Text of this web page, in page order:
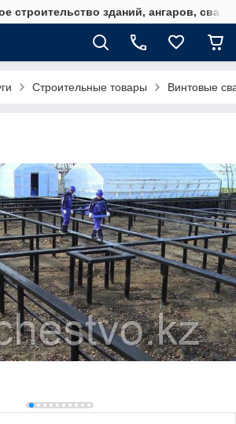
строительство зданий, ангаров,
Строительные товары Винтовые